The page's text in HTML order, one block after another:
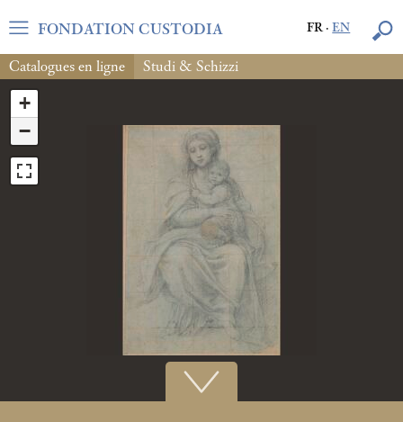
FR·EN
FONDATION CUSTODIA
Catalogues en ligne Studi & Schizzi
+
−